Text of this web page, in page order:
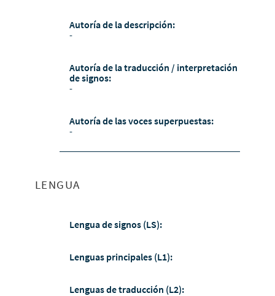
Autoría de la descripción:
-
Autoría de la traducción / interpretación
de signos:
-
Autoría de las voces superpuestas:
-
LENGUA
Lengua de signos (LS):
Lenguas principales (L1):
Lenguas de traducción (L2):